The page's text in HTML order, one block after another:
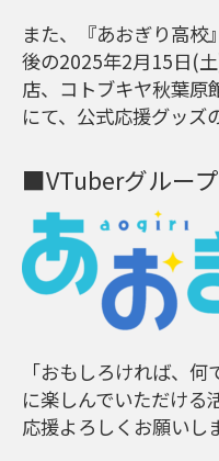
また、『あおぎり高
後の2025年2月15日(
店、コトブキヤ秋葉原
にて、公式応援グッズ
■VTuberグルー
「おもしろければ、
に楽しんでいただける
応援よろしくお願いし